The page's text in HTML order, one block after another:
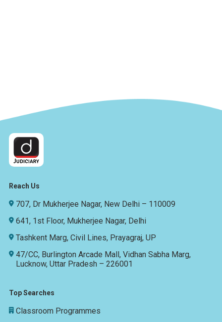
Reach Us
707, Dr Mukherjee Nagar, New Delhi – 110009
641, 1st Floor, Mukherjee Nagar, Delhi
Tashkent Marg, Civil Lines, Prayagraj, UP
47/CC, Burlington Arcade Mall, Vidhan Sabha Marg,
Lucknow, Uttar Pradesh – 226001
Top Searches
Classroom Programmes